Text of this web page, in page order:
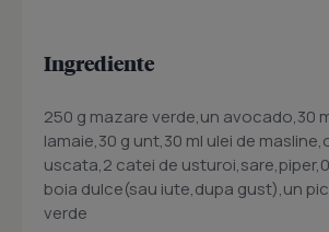
Ingrediente
250 g mazare verde,un avocado,30
lamaie,30 g unt,30 ml ulei de
uscata,2 catei de
boia dulce(sau iute,dupa gust),un
verde